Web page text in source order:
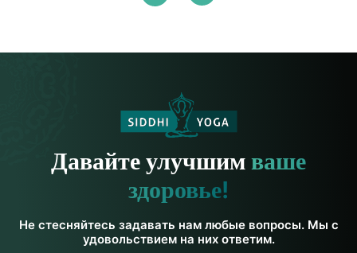
Давайте улучшимваше
здоровье!
Не стесняйтесь задавать нам любые вопросы. Мы с
удовольствием на них ответим.